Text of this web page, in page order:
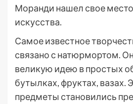
Моранди нашел свое
искусства.
Самое известное
связано с натюрмортом.
великую идею в простых
бутылках, фруктах, вазах.
предметы становились